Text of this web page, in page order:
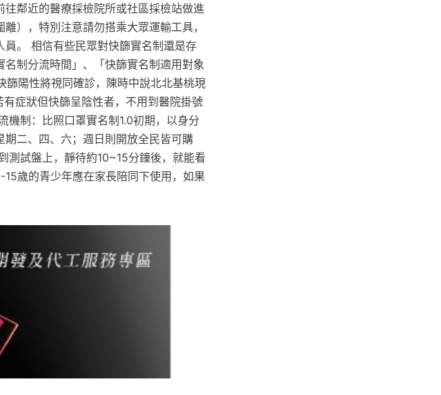
鄰近的醫療採檢院所或社區採檢站做進
），特別注意請勿搭乘大眾運輸工具，
。 相信有些民眾對快篩實名制還是存
制分流時間」、「快篩實名制適用對象
陽性將視同確診，陳時中說北北基桃現
症狀但快篩呈陰性者，不用到醫院掛號
機制：比照口罩實名制1.0初期，以身分
二、四、六；週日則開放全民皆可購
測試盤上，靜待約10~15分鐘後，就能看
歲的青少年應在家長陪同下使用，如果